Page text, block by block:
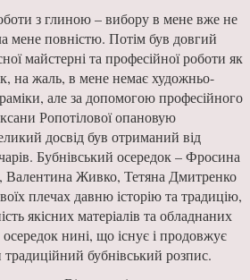
з глиною – вибо­ру в мене вже не
мене повністю. Потім був довгий
майстерні та професійної роботи як
на жаль, в мене немає художньо-
але за допомогою професійного
Ропотілової опановую
дос­від був отриманий від
Бубнівський осередок – Фросина
Живко, Те­тяна Дмитренко
плечах давню історію та традицію,
якісних матеріалів та обладна­них
нині, що існує і продовжує
тра­диційний бубнівський розпис.